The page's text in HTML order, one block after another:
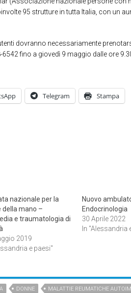
95 strutture in tutta Italia, con un
dovranno necessariamente
fino a giovedì 9 maggio dalle ore
Telegram Stampa
nazionale per la
della mano –
e traumatologia di
2019
e paesi"
Nuovo
Endocrinologia
30 Aprile 2022
In "Alessandria
DONNE
MALATTIE REUMATICHE